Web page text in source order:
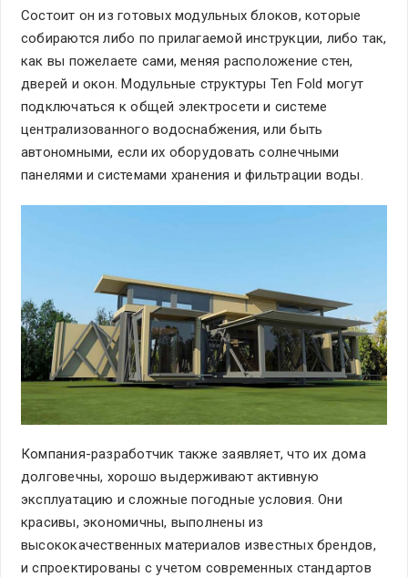
Состоит он из готовых модульных блоков, которые
собираются либо по прилагаемой инструкции, либо так,
как вы пожелаете сами, меняя расположение стен,
дверей и окон. Модульные структуры Ten Fold могут
подключаться к общей электросети и системе
централизованного водоснабжения, или быть
автономными, если их оборудовать солнечными
панелями и системами хранения и фильтрации воды.
Компания-разработчик также заявляет, что их дома
долговечны, хорошо выдерживают активную
эксплуатацию и сложные погодные условия. Они
красивы, экономичны, выполнены из
высококачественных материалов известных брендов,
и спроектированы с учетом современных стандартов